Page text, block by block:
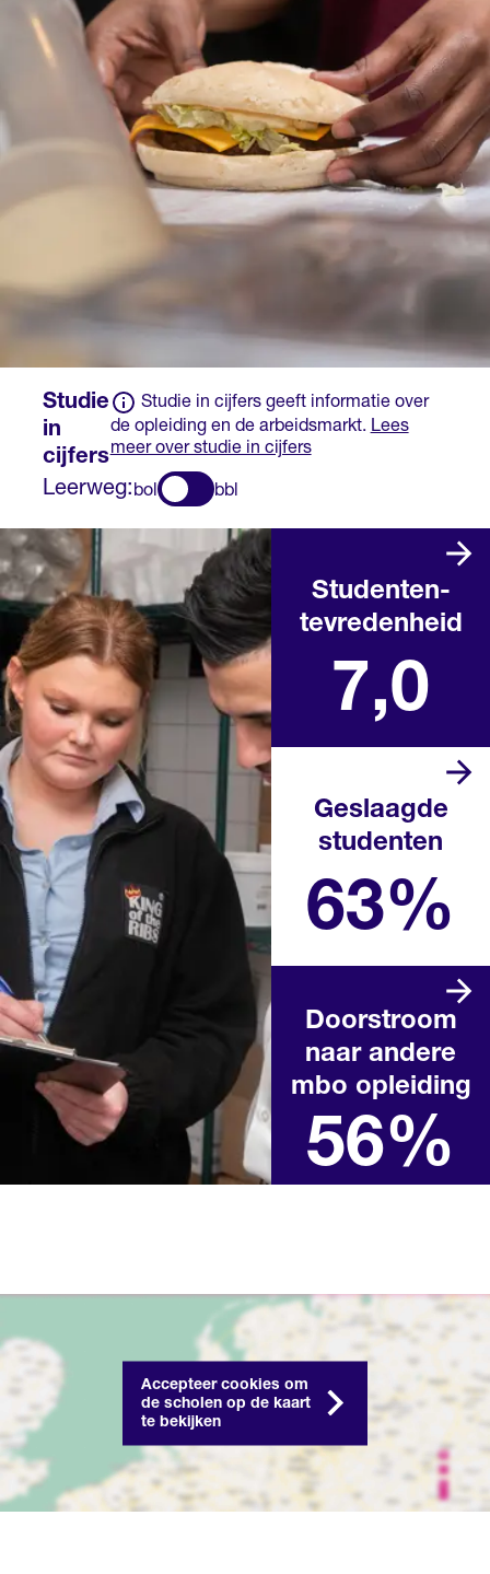
met het erkende
leerbedrijf en krijg je
salaris.
op basis van een
ministeriële regeling.
Studie
in
cijfers
Studie in cijfers geeft informatie over
de opleiding en de arbeidsmarkt. Lees
meer over studie in cijfers
Leerweg: bol bbl
Studenten­
tevredenheid
7,0
Geslaagde
studenten
63%
afgelopen schooljaar
Doorstroom
naar andere
mbo opleiding
56%
Landelijk percentage na het
behalen van een mbo-
diploma in het afgelopen
schooljaar
Accepteer cookies om
de scholen op de kaart
te bekijken